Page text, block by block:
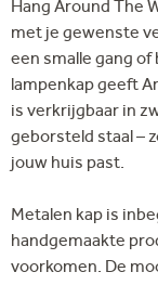
Hang Around The
met je gewenste
een smalle gang of
lampenkap geeft
is verkrijgbaar in
geborsteld staal –
jouw huis past.
Metalen kap is
handgemaakte
voorkomen. De